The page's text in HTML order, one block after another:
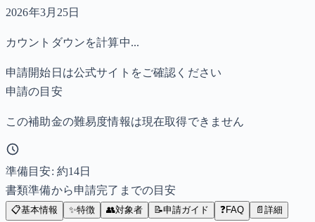
2026年3月25日
カウントダウンを計算中...
申請開始日は公式サイトをご確認ください
申請の目安
この補助金の難易度情報は現在取得できません
準備目安: 約14日
書類準備から申請完了までの目安
📋基本情報 ✨特徴 👥対象者 📝申請ガイド ❓FAQ 📄 詳細